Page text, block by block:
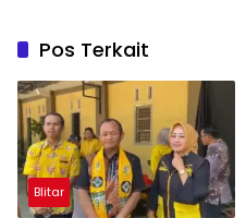
Pos Terkait
Blitar